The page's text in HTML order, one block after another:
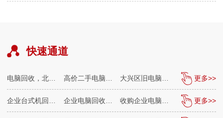
快速通道
更多>>
更多>>